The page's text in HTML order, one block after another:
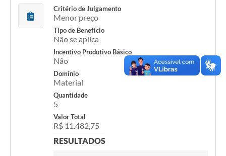
Critério de Julgamento
Menor preço
Tipo de Benefício
Não se aplica
Incentivo Produtivo Básico
Não
Domínio
Material
Quantidade
5
Valor Total
R$ 11.482,75
RESULTADOS